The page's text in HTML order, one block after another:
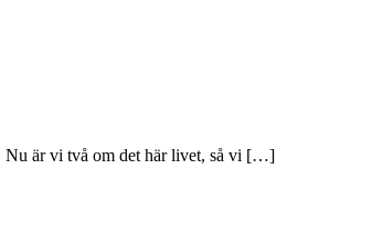
Nu är vi två om det här livet, så vi […]